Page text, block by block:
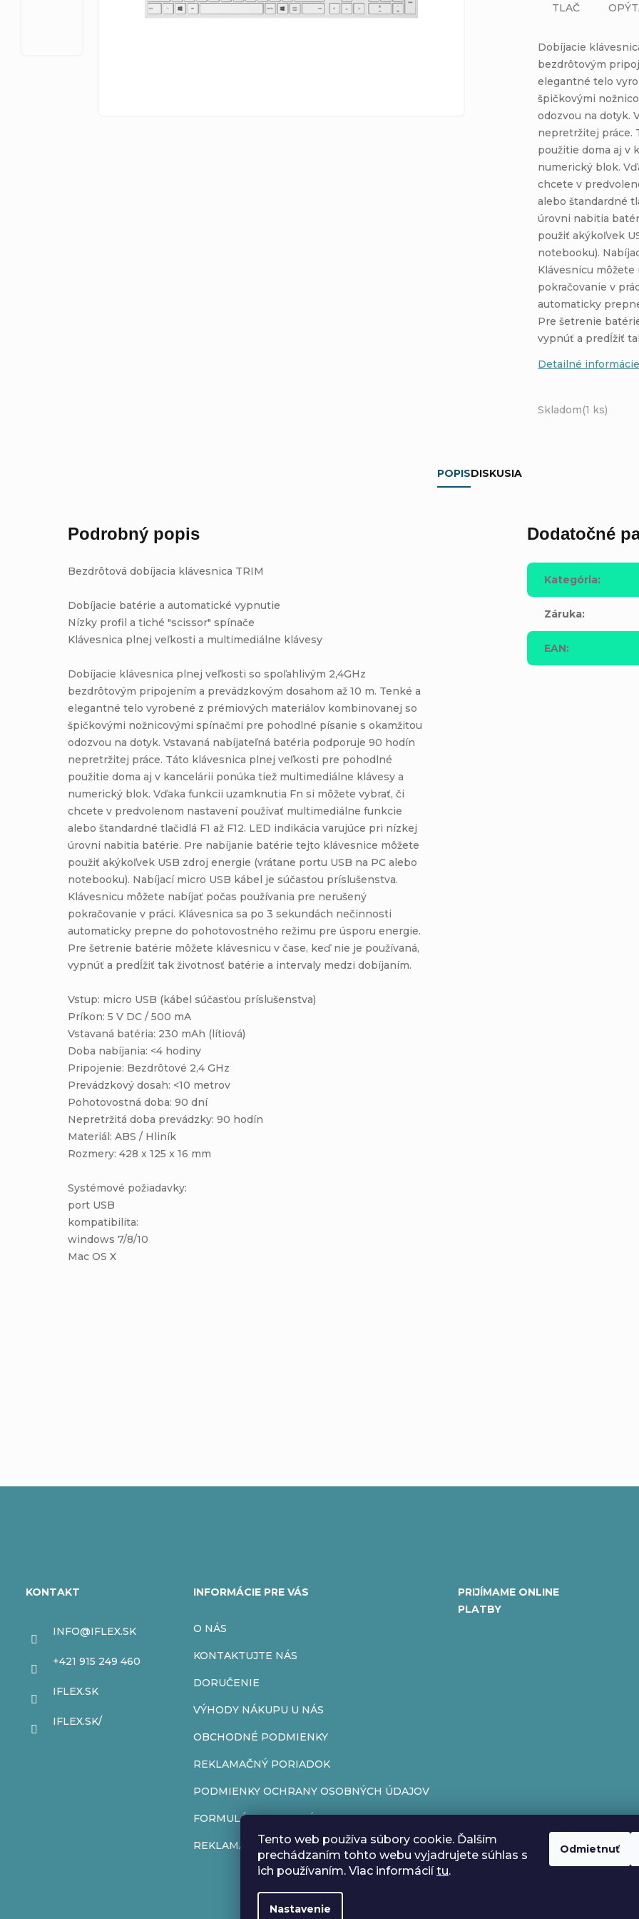
Tento web používa súbory cookie. Ďalším
prechádzaním tohto webu vyjadrujete súhlas s
ich používaním. Viac informáciítu.
Nastavenie
Odmietnuť
Skladom(1 ks)
Dobíjacie
bezdrôtovým
elegantné telo
špičkovými
odozvou na dotyk.
nepretržitej práce.
použitie doma aj v
numerický blok.
chcete v
alebo štandardné
úrovni nabitia
použiť akýkoľvek
notebooku).
Klávesnicu
pokračovanie v
automaticky
Pre šetrenie
vypnúť a predĺžiť
Detailné informácie
TLAČ
POPISDISKUSIA
Podrobný popis
Bezdrôtová dobíjacia klávesnica TRIM
Dobíjacie batérie a automatické vypnutie
Nízky profil a tiché "scissor" spínače
Klávesnica plnej veľkosti a multimediálne klávesy
Dobíjacie klávesnica plnej veľkosti so spoľahlivým 2,4GHz
bezdrôtovým pripojením a prevádzkovým dosahom až 10 m. Tenké a
elegantné telo vyrobené z prémiových materiálov kombinovanej so
špičkovými nožnicovými spínačmi pre pohodlné písanie s okamžitou
odozvou na dotyk. Vstavaná nabíjateľná batéria podporuje 90 hodín
nepretržitej práce. Táto klávesnica plnej veľkosti pre pohodlné
použitie doma aj v kancelárii ponúka tiež multimediálne klávesy a
numerický blok. Vďaka funkcii uzamknutia Fn si môžete vybrať, či
chcete v predvolenom nastavení používať multimediálne funkcie
alebo štandardné tlačidlá F1 až F12. LED indikácia varujúce pri nízkej
úrovni nabitia batérie. Pre nabíjanie batérie tejto klávesnice môžete
použiť akýkoľvek USB zdroj energie (vrátane portu USB na PC alebo
notebooku). Nabíjací micro USB kábel je súčasťou príslušenstva.
Klávesnicu môžete nabíjať počas používania pre nerušený
pokračovanie v práci. Klávesnica sa po 3 sekundách nečinnosti
automaticky prepne do pohotovostného režimu pre úsporu energie.
Pre šetrenie batérie môžete klávesnicu v čase, keď nie je používaná,
vypnúť a predĺžiť tak životnosť batérie a intervaly medzi dobíjaním.
Vstup: micro USB (kábel súčasťou príslušenstva)
Príkon: 5 V DC / 500 mA
Vstavaná batéria: 230 mAh (lítiová)
Doba nabíjania: <4 hodiny
Pripojenie: Bezdrôtové 2,4 GHz
Prevádzkový dosah: <10 metrov
Pohotovostná doba: 90 dní
Nepretržitá doba prevádzky: 90 hodín
Materiál: ABS / Hliník
Rozmery: 428 x 125 x 16 mm
Systémové požiadavky:
port USB
kompatibilita:
windows 7/8/10
Mac OS X
Dodatočné
Kategória:
Záruka:
EAN:
KONTAKT
INFO@IFLEX.SK
+421 915 249 460
IFLEX.SK
IFLEX.SK/
INFORMÁCIE PRE VÁS
O NÁS
KONTAKTUJTE NÁS
DORUČENIE
VÝHODY NÁKUPU U NÁS
OBCHODNÉ PODMIENKY
REKLAMAČNÝ PORIADOK
PODMIENKY OCHRANY OSOBNÝCH ÚDAJOV
FORMULÁR NA ODSTÚPENIE OD ZMLUVY
REKLAMAČNÝ FORMULÁR
PRIJÍMAME ONLINE
PLATBY